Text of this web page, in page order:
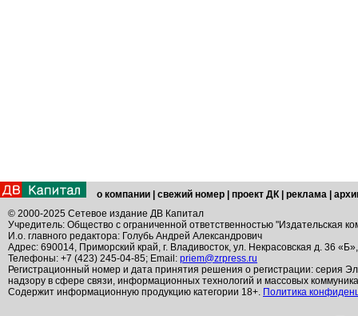
о компании свежий номер проект ДК реклама
© 2000-2025 Сетевое издание ДВ Капитал
Учредитель: Общество с ограниченной ответственностью "Издательская
И.о. главного редактора: Голубь Андрей Александрович
Адрес: 690014, Приморский край, г. Владивосток, ул. Некрасовская д. 36
Телефоны: +7 (423) 245-04-85; Email: priem@zrpress.ru
Регистрационный номер и дата принятия решения о регистрации: серия
надзору в сфере связи, информационных технологий и массовых
Содержит информационную продукцию категории 18+. Политика